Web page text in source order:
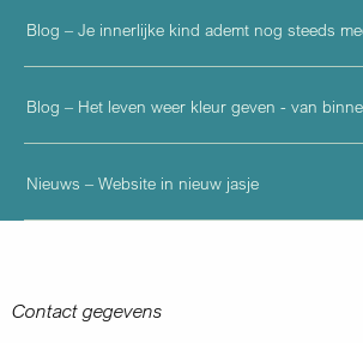
Blog – Je innerlijke kind ademt nog steeds
Blog – Het leven weer kleur geven - van
Nieuws – Website in nieuw jasje
Contact gegevens